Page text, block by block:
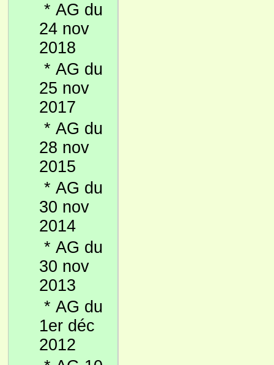
* AG du
24 nov
2018
* AG du
25 nov
2017
* AG du
28 nov
2015
* AG du
30 nov
2014
* AG du
30 nov
2013
* AG du
1er déc
2012